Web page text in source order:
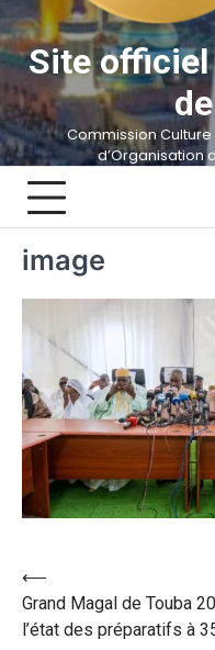
Site officiel
Commission
d’Organisation
image
⟵
Grand Magal de Touba
l’état des préparatifs à